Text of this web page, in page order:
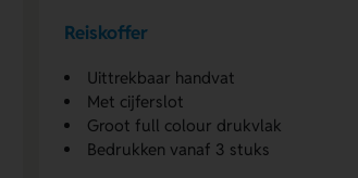
Reiskoffer
Uittrekbaar handvat
Met cijferslot
Groot full colour drukvlak
Bedrukken vanaf 3 stuks